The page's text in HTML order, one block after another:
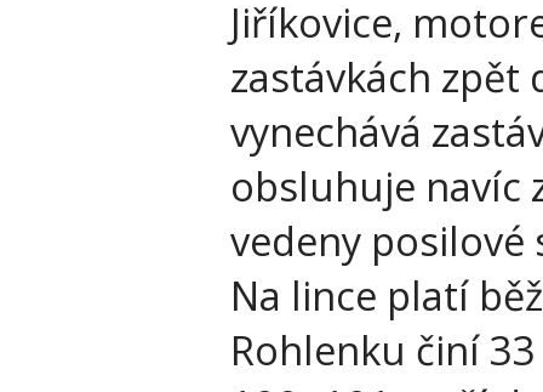
Jiříkovice,
zastávkách
vynechává
obsluhuje navíc
vedeny posilové
Na lince platí
Rohlenku činí